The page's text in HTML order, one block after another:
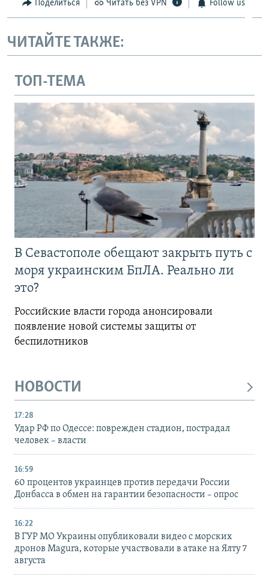
Поделиться Читать без VPN Follow us
ЧИТАЙТЕ ТАКЖЕ:
ТОП-ТЕМА
В Севастополе обещают закрыть путь с
моря украинским БпЛА. Реально ли
это?
Российские власти города анонсировали
появление новой системы защиты от
беспилотников
НОВОСТИ
17:28
Удар РФ по Одессе: поврежден стадион, пострадал
человек – власти
16:59
60 процентов украинцев против передачи России
Донбасса в обмен на гарантии безопасности – опрос
16:22
В ГУР МО Украины опубликовали видео с морских
дронов Magura, которые участвовали в атаке на Ялту 7
августа